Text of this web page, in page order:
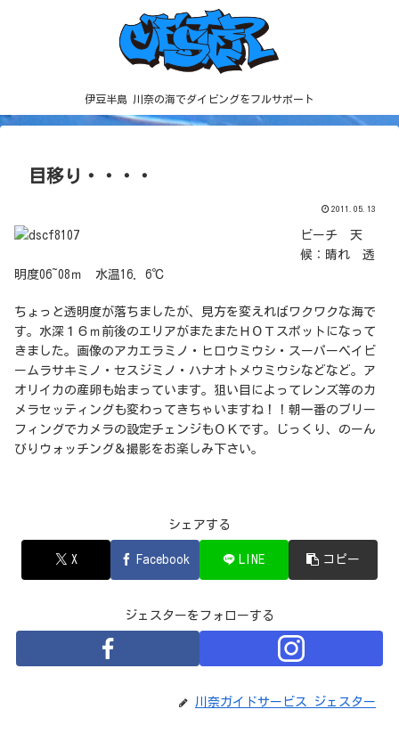
伊豆半島 川奈の海でダイビングをフルサポート
目移り・・・・
2011.05.13
ビーチ 天
候：晴れ 透
明度06~08ｍ 水温16．6℃
ちょっと透明度が落ちましたが、見方を変えればワクワクな海で
す。水深１６ｍ前後のエリアがまたまたＨＯＴスポットになって
きました。画像のアカエラミノ・ヒロウミウシ・スーパーベイビ
ームラサキミノ・セスジミノ・ハナオトメウミウシなどなど。ア
オリイカの産卵も始まっています。狙い目によってレンズ等のカ
メラセッティングも変わってきちゃいますね！！朝一番のブリー
フィングでカメラの設定チェンジもＯＫです。じっくり、のーん
びりウォッチング＆撮影をお楽しみ下さい。
シェアする
X Facebook LINE コピー
ジェスターをフォローする
川奈ガイドサービス ジェスター